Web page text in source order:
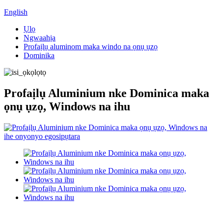
English
Ụlọ
Ngwaahịa
Profaịlụ aluminom maka windo na ọnụ ụzọ
Dominika
Profaịlụ Aluminium nke Dominica maka
ọnụ ụzọ, Windows na ihu